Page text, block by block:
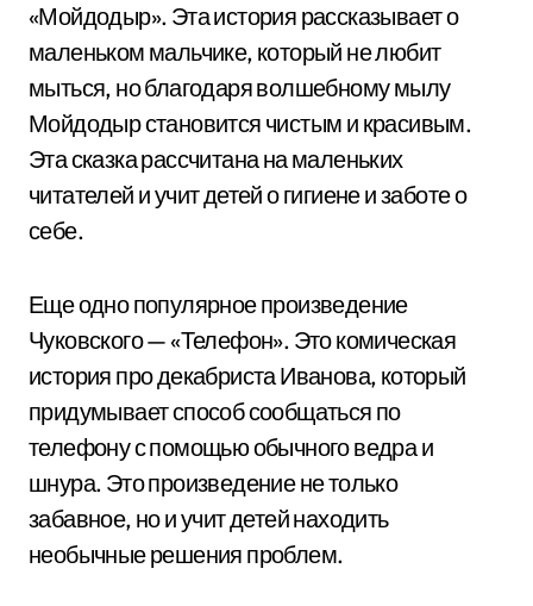
«Мойдодыр». Эта история рассказывает о
маленьком мальчике, который не любит
мыться, но благодаря волшебному мылу
Мойдодыр становится чистым и красивым.
Эта сказка рассчитана на маленьких
читателей и учит детей о гигиене и заботе о
себе.
Еще одно популярное произведение
Чуковского — «Телефон». Это комическая
история про декабриста Иванова, который
придумывает способ сообщаться по
телефону с помощью обычного ведра и
шнура. Это произведение не только
забавное, но и учит детей находить
необычные решения проблем.